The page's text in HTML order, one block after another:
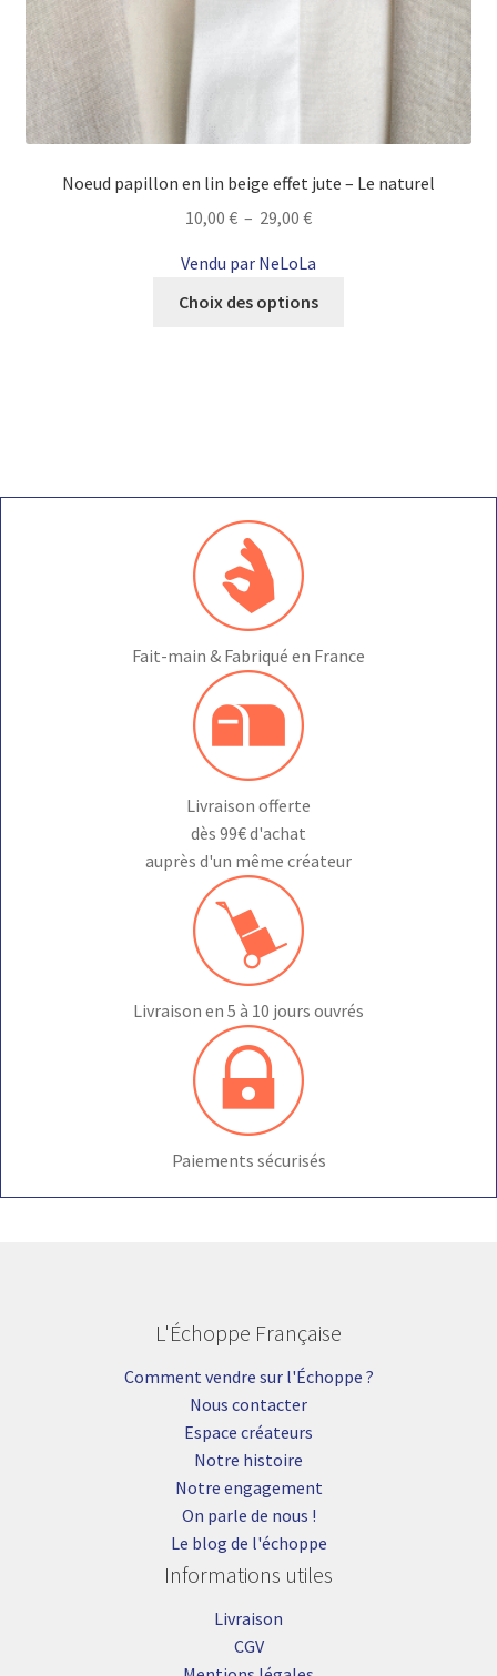
Noeud papillon en lin beige effet jute – Le naturel
10,00 € – 29,00 €Plage
prix :
10,00 €
Vendu par NeLoLa
Choix des options
du
Fait-main & Fabriqué en France
Livraison offerte
dès 99€ d'achat
auprès d'un même créateur
Livraison en 5 à 10 jours ouvrés
Paiements sécurisés
L'Échoppe Française
Comment vendre sur l'Échoppe ?
Nous contacter
Espace créateurs
Notre histoire
Notre engagement
On parle de nous !
Le blog de l'échoppe
Informations utiles
Livraison
CGV